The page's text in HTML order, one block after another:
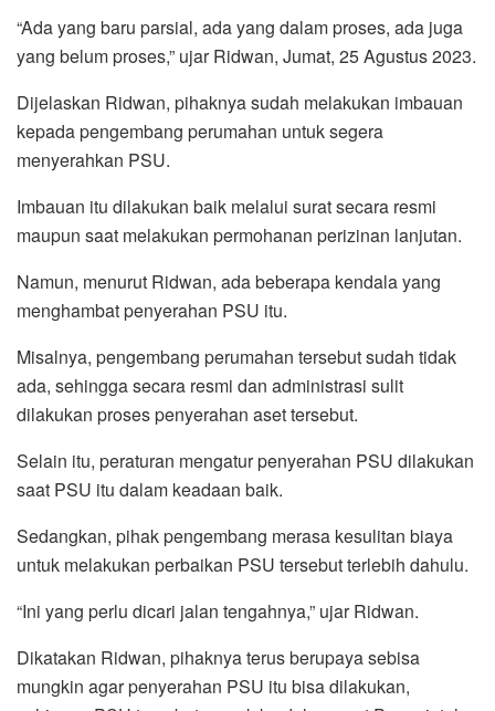
“Ada yang baru parsial, ada yang dalam proses, ada juga
yang belum proses,” ujar Ridwan, Jumat, 25 Agustus 2023.
Dijelaskan Ridwan, pihaknya sudah melakukan imbauan
kepada pengembang perumahan untuk segera
menyerahkan PSU.
Imbauan itu dilakukan baik melalui surat secara resmi
maupun saat melakukan permohanan perizinan lanjutan.
Namun, menurut Ridwan, ada beberapa kendala yang
menghambat penyerahan PSU itu.
Misalnya, pengembang perumahan tersebut sudah tidak
ada, sehingga secara resmi dan administrasi sulit
dilakukan proses penyerahan aset tersebut.
Selain itu, peraturan mengatur penyerahan PSU dilakukan
saat PSU itu dalam keadaan baik.
Sedangkan, pihak pengembang merasa kesulitan biaya
untuk melakukan perbaikan PSU tersebut terlebih dahulu.
“Ini yang perlu dicari jalan tengahnya,” ujar Ridwan.
Dikatakan Ridwan, pihaknya terus berupaya sebisa
mungkin agar penyerahan PSU itu bisa dilakukan,